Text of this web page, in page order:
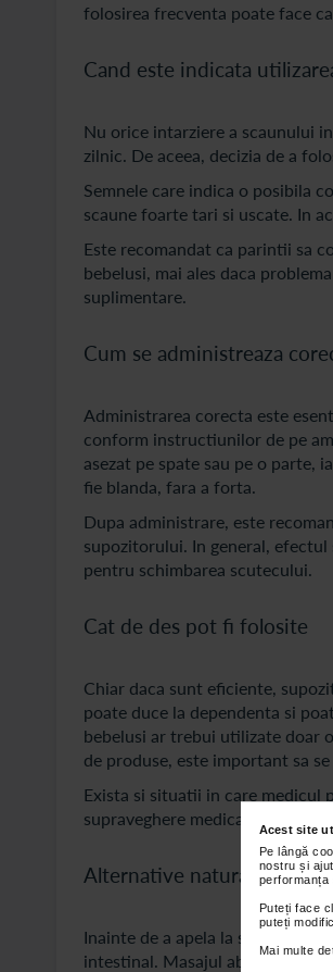
Acest site
Pe lângă
nostru și
performanța
Puteți face
puteți
Mai multe
folosirea frecventa poate face
Cand este indicata
Nu orice intarziere a scaunului
zilnic. De aceea, decizia de a
Semnele care indica o posibila
scaune foarte tari si uscate. In
Este recomandat ca parintii sa
bebelusi, mai ales daca
suplimentare.
Cum se administreaza
Administrarea corecta este
conform instructiunilor de pe
asezat pe spate sau pe o
fie blanda, fara a forta.
Dupa administrare, este
supozitorului. In general,
pentru schimbarea scutecului.
Cat de des pot fi folosite
Chiar daca sunt eficiente,
poate duce la dependenta si
bebelusi ar trebui utilizate doar
de produse, este important sa
Exista si situatii in care medicul
supraveghere medicala.
Alternative naturale si
Inainte de a apela la
intestinal. Masajul abdominal,